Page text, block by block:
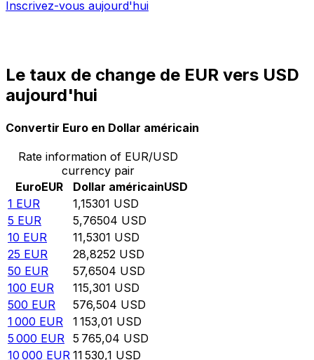
Inscrivez-vous aujourd'hui
Le taux de change de EUR vers USD
aujourd'hui
Convertir Euro en Dollar américain
Rate information of EUR/USD
currency pair
EuroEUR Dollar américainUSD
1 EUR 1,15301 USD
5 EUR 5,76504 USD
10 EUR 11,5301 USD
25 EUR 28,8252 USD
50 EUR 57,6504 USD
100 EUR 115,301 USD
500 EUR 576,504 USD
1 000 EUR 1 153,01 USD
5 000 EUR 5 765,04 USD
10 000 EUR 11 530,1 USD